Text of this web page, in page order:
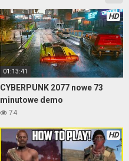
HD
01:13:41
CYBERPUNK 2077 nowe 73
minutowe demo
74
HD